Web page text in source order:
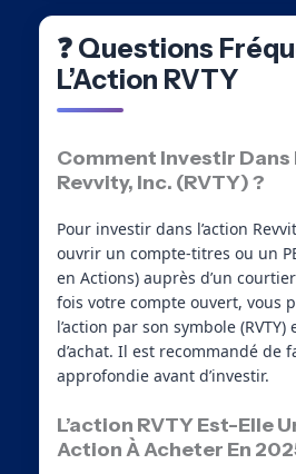
❓ Questions
L’Action RVTY
Comment Investir Dans
Revvity, Inc. (RVTY) ?
Pour investir dans l’action
ouvrir un compte-titres ou un
en Actions) auprès d’un
fois votre compte ouvert, vous
l’action par son symbole
d’achat. Il est recommandé de
approfondie avant d’investir.
L’action RVTY Est-Elle
Action À Acheter En